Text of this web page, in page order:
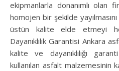
ekipmanlarla donanımlı olan
homojen bir şekilde
üstün kalite elde etmeyi
Dayanıklılık Garantisi Ankara
kalite ve dayanıklılığı
kullanılan asfalt malzemesinin